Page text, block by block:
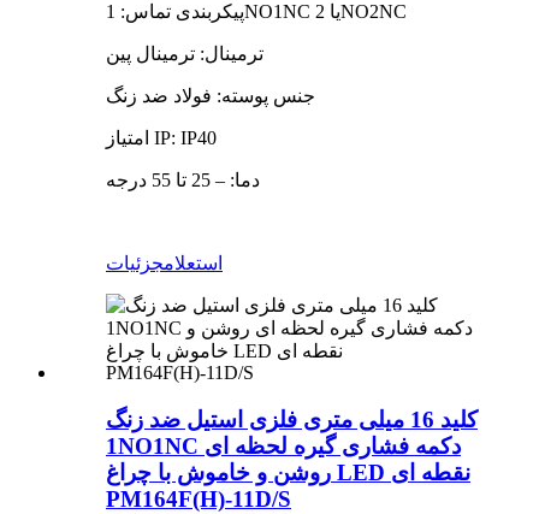
پیکربندی تماس: 1NO1NC یا 2NO2NC
ترمینال: ترمینال پین
جنس پوسته: فولاد ضد زنگ
امتیاز IP: IP40
دما: – 25 تا 55 درجه
استعلامجزئیات
کلید 16 میلی متری فلزی استیل ضد زنگ
1NO1NC دکمه فشاری گیره لحظه ای
روشن و خاموش با چراغ LED نقطه ای
PM164F(H)-11D/S